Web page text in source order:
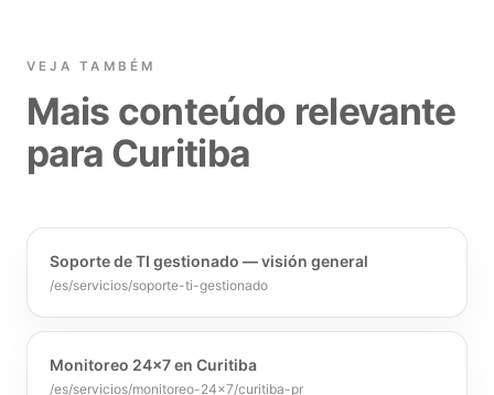
VEJA TAMBÉM
Mais conteúdo relevante
para Curitiba
Soporte de TI gestionado — visión general
/es/servicios/soporte-ti-gestionado
Monitoreo 24x7 en Curitiba
/es/servicios/monitoreo-24x7/curitiba-pr